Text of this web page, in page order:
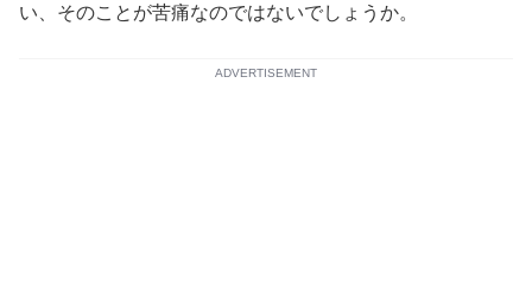
い、そのことが苦痛なのではないでしょうか。
ADVERTISEMENT